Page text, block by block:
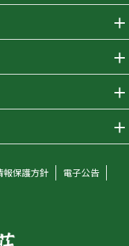
報保護方針
電子公告